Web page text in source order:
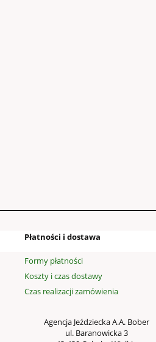
Płatności i dostawa
Formy płatności
Koszty i czas dostawy
Czas realizacji zamówienia
Agencja Jeździecka A.A. Bober
ul. Baranowicka 3